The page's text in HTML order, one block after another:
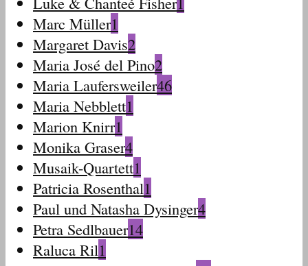
Marc Müller1
Margaret Davis2
Maria José del Pino2
Maria Laufersweiler46
Maria Nebblett1
Marion Knirr1
Monika Graser4
Musaik-Quartett1
Patricia Rosenthal1
Paul und Natasha Dysinger4
Petra Sedlbauer14
Raluca Ril1